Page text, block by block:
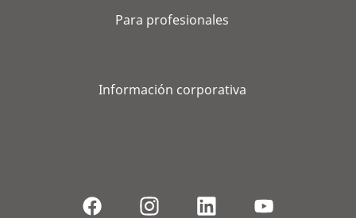
Para profesionales
Información corporativa